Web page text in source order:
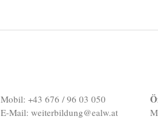
Mobil: +43 676 / 96 03 050
E-Mail: weiterbildung@ealw.at